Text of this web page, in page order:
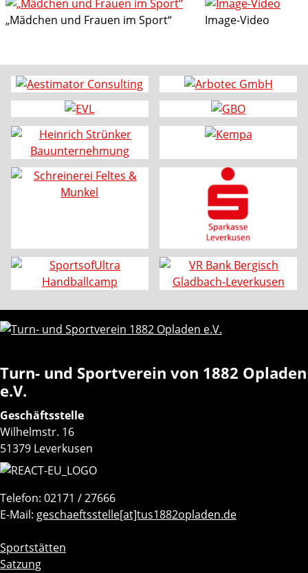
„Mädchen und Frauen im Sport“ Image-Video
Turn- und Sportverein von 1882 Opladen
e.V.
Geschäftsstelle
Wilhelmstr. 16
51379 Leverkusen
Telefon: 02171 / 27666
E-Mail: geschaeftsstelle[at]tus1882opladen.de
Navigation
überspringen
Sportstätten
Satzung